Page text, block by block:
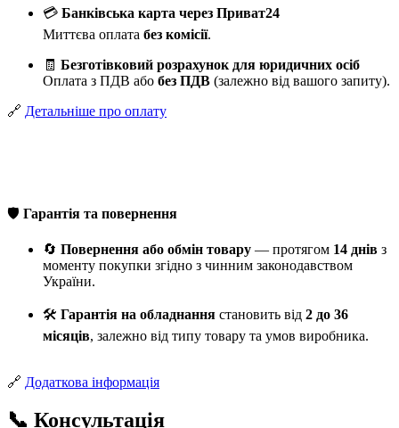
💳 Банківська карта через Приват24
Миттєва оплата без комісії.
🧾 Безготівковий розрахунок для юридичних осіб
Оплата з ПДВ або без ПДВ (залежно від вашого запиту).
🔗 Детальніше про оплату
🛡️ Гарантія та повернення
🔄 Повернення або обмін товару — протягом 14 днів з
моменту покупки згідно з чинним законодавством
України.
🛠️ Гарантія на обладнання становить від 2 до 36
місяців, залежно від типу товару та умов виробника.
🔗 Додаткова інформація
📞 Консультація